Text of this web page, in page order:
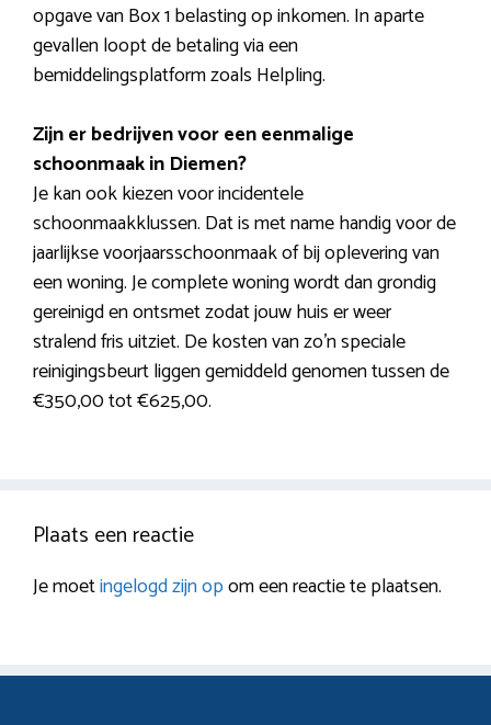
opgave van Box 1 belasting op inkomen. In aparte
gevallen loopt de betaling via een
bemiddelingsplatform zoals Helpling.
Zijn er bedrijven voor een eenmalige
schoonmaak in Diemen?
Je kan ook kiezen voor incidentele
schoonmaakklussen. Dat is met name handig voor de
jaarlijkse voorjaarsschoonmaak of bij oplevering van
een woning. Je complete woning wordt dan grondig
gereinigd en ontsmet zodat jouw huis er weer
stralend fris uitziet. De kosten van zo’n speciale
reinigingsbeurt liggen gemiddeld genomen tussen de
€350,00 tot €625,00.
Plaats een reactie
Je moetingelogd zijn opom een reactie te plaatsen.